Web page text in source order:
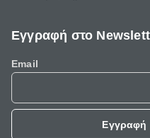
Εγγραφή στο
Email
Εγγραφή